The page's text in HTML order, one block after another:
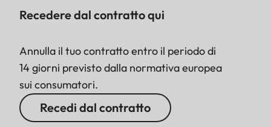
Recedere dal contratto qui
Annulla il tuo contratto entro il periodo di
14 giorni previsto dalla normativa europea
sui consumatori.
Recedi dal contratto